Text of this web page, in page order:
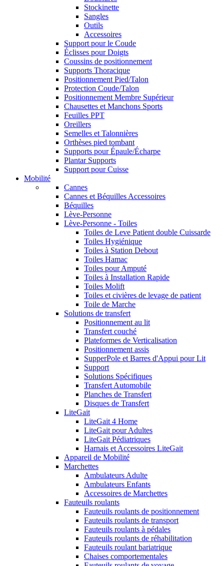
Stockinette
Sangles
Outils
Accessoires
Support pour le Coude
Éclisses pour Doigts
Coussins de positionnement
Supports Thoracique
Positionnement Pied/Talon
Protection Coude/Talon
Positionnement Membre Supérieur
Chausettes et Manchons Sports
Feuilles PPT
Oreillers
Semelles et Talonnières
Orthèses pied tombant
Supports pour Épaule/Écharpe
Plantar Supports
Support pour Cuisse
Mobilité
Cannes
Cannes et Béquilles Accessoires
Béquilles
Lève-Personne
Lève-Personne - Toiles
Toiles de Leve Patient double Cuissarde
Toiles Hygiénique
Toiles à Station Debout
Toiles Hamac
Toiles pour Amputé
Toiles à Installation Rapide
Toiles Molift
Toiles et civières de levage de patient
Toile de Marche
Solutions de transfert
Positionnement au lit
Transfert couché
Plateformes de Verticalisation
Positionnement assis
SupperPole et Barres d'Appui pour Lit
Support
Solutions Spécifiques
Transfert Automobile
Planches de Transfert
Disques de Transfert
LiteGait
LiteGait 4 Home
LiteGait pour Adultes
LiteGait Pédiatriques
Harnais et Accessoires LiteGait
Appareil de Mobilité
Marchettes
Ambulateurs Adulte
Ambulateurs Enfants
Accessoires de Marchettes
Fauteuils roulants
Fauteuils roulants de positionnement
Fauteuils roulants de transport
Fauteuils roulants à pédales
Fauteuils roulants de réhabilitation
Fauteuils roulant bariatrique
Chaises comportementales